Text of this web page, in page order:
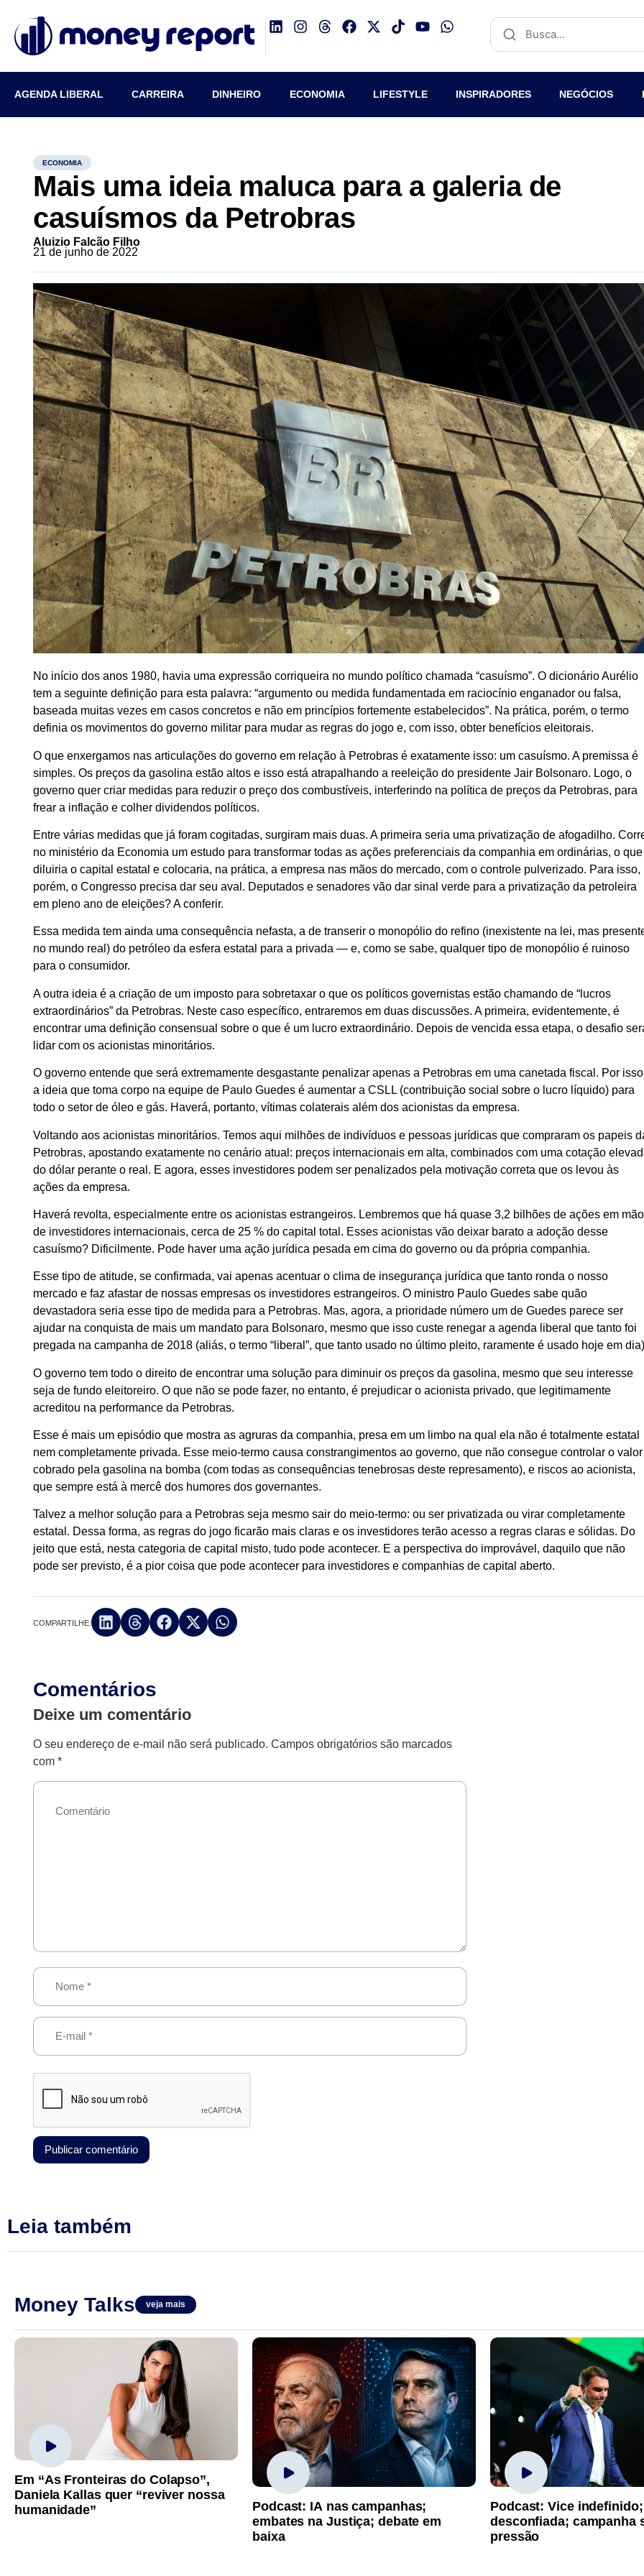
AGENDA LIBERAL CARREIRA DINHEIRO ECONOMIA LIFESTYLE INSPIRADORES NEGÓCIOS
ECONOMIA
Mais uma ideia maluca para a galeria de
casuísmos da Petrobras
Aluizio Falcão Filho
21 de junho de 2022
No início dos anos 1980, havia uma expressão corriqueira no mundo político chamada “casuísmo”. O dicionário Aurélio
tem a seguinte definição para esta palavra: “argumento ou medida fundamentada em raciocínio enganador ou falsa,
baseada muitas vezes em casos concretos e não em princípios fortemente estabelecidos”. Na prática, porém, o termo
definia os movimentos do governo militar para mudar as regras do jogo e, com isso, obter benefícios eleitorais.
O que enxergamos nas articulações do governo em relação à Petrobras é exatamente isso: um casuísmo. A premissa é
simples. Os preços da gasolina estão altos e isso está atrapalhando a reeleição do presidente Jair Bolsonaro. Logo, o
governo quer criar medidas para reduzir o preço dos combustíveis, interferindo na política de preços da Petrobras, para
frear a inflação e colher dividendos políticos.
Entre várias medidas que já foram cogitadas, surgiram mais duas. A primeira seria uma privatização de afogadilho.
no ministério da Economia um estudo para transformar todas as ações preferenciais da companhia em ordinárias, o que
diluiria o capital estatal e colocaria, na prática, a empresa nas mãos do mercado, com o controle pulverizado. Para isso,
porém, o Congresso precisa dar seu aval. Deputados e senadores vão dar sinal verde para a privatização da petroleira
em pleno ano de eleições? A conferir.
Essa medida tem ainda uma consequência nefasta, a de transerir o monopólio do refino (inexistente na lei, mas
no mundo real) do petróleo da esfera estatal para a privada — e, como se sabe, qualquer tipo de monopólio é ruinoso
para o consumidor.
A outra ideia é a criação de um imposto para sobretaxar o que os políticos governistas estão chamando de “lucros
extraordinários” da Petrobras. Neste caso específico, entraremos em duas discussões. A primeira, evidentemente, é
encontrar uma definição consensual sobre o que é um lucro extraordinário. Depois de vencida essa etapa, o desafio
lidar com os acionistas minoritários.
O governo entende que será extremamente desgastante penalizar apenas a Petrobras em uma canetada fiscal. Por
a ideia que toma corpo na equipe de Paulo Guedes é aumentar a CSLL (contribuição social sobre o lucro líquido) para
todo o setor de óleo e gás. Haverá, portanto, vítimas colaterais além dos acionistas da empresa.
Voltando aos acionistas minoritários. Temos aqui milhões de indivíduos e pessoas jurídicas que compraram os papeis
Petrobras, apostando exatamente no cenário atual: preços internacionais em alta, combinados com uma cotação
do dólar perante o real. E agora, esses investidores podem ser penalizados pela motivação correta que os levou às
ações da empresa.
Haverá revolta, especialmente entre os acionistas estrangeiros. Lembremos que há quase 3,2 bilhões de ações em
de investidores internacionais, cerca de 25 % do capital total. Esses acionistas vão deixar barato a adoção desse
casuísmo? Dificilmente. Pode haver uma ação jurídica pesada em cima do governo ou da própria companhia.
Esse tipo de atitude, se confirmada, vai apenas acentuar o clima de insegurança jurídica que tanto ronda o nosso
mercado e faz afastar de nossas empresas os investidores estrangeiros. O ministro Paulo Guedes sabe quão
devastadora seria esse tipo de medida para a Petrobras. Mas, agora, a prioridade número um de Guedes parece ser
ajudar na conquista de mais um mandato para Bolsonaro, mesmo que isso custe renegar a agenda liberal que tanto foi
pregada na campanha de 2018 (aliás, o termo “liberal”, que tanto usado no último pleito, raramente é usado hoje em
O governo tem todo o direito de encontrar uma solução para diminuir os preços da gasolina, mesmo que seu interesse
seja de fundo eleitoreiro. O que não se pode fazer, no entanto, é prejudicar o acionista privado, que legitimamente
acreditou na performance da Petrobras.
Esse é mais um episódio que mostra as agruras da companhia, presa em um limbo na qual ela não é totalmente estatal
nem completamente privada. Esse meio-termo causa constrangimentos ao governo, que não consegue controlar o valor
cobrado pela gasolina na bomba (com todas as consequências tenebrosas deste represamento), e riscos ao acionista,
que sempre está à mercê dos humores dos governantes.
Talvez a melhor solução para a Petrobras seja mesmo sair do meio-termo: ou ser privatizada ou virar completamente
estatal. Dessa forma, as regras do jogo ficarão mais claras e os investidores terão acesso a regras claras e sólidas. Do
jeito que está, nesta categoria de capital misto, tudo pode acontecer. E a perspectiva do improvável, daquilo que não
pode ser previsto, é a pior coisa que pode acontecer para investidores e companhias de capital aberto.
COMPARTILHE:
Comentários
Deixe um comentário
O seu endereço de e-mail não será publicado. Campos obrigatórios são marcados
com*
Leia também
Money Talks veja mais
Em “As Fronteiras do Colapso”,
Daniela Kallas quer “reviver nossa
humanidade”
Podcast: IA nas campanhas;
embates na Justiça; debate em
baixa
Podcast: Vice
desconfiada; campanha
pressão